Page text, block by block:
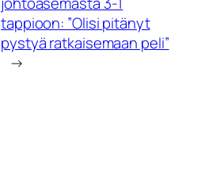
tappioon: ”Olisi pitänyt
pystyä ratkaisemaan peli”
→